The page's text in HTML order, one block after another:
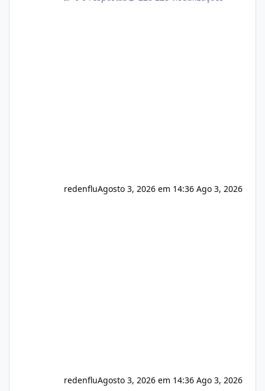
autorizado a usasr o isistem:
redenfluAgosto 3, 2026 em 14:36 Ago 3, 2026
redenfluAgosto 3, 2026 em 14:36 Ago 3, 2026